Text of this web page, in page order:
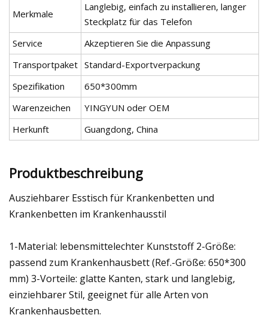
Merkmale
Langlebig, einfach zu installieren, langer
Steckplatz für das Telefon
Service
Akzeptieren Sie die Anpassung
Transportpaket Standard-Exportverpackung
Spezifikation
650*300mm
Warenzeichen
YINGYUN oder OEM
Herkunft
Guangdong, China
Produktbeschreibung
Ausziehbarer Esstisch für Krankenbetten und
Krankenbetten im Krankenhausstil
1-Material: lebensmittelechter Kunststoff 2-Größe:
passend zum Krankenhausbett (Ref.-Größe: 650*300
mm) 3-Vorteile: glatte Kanten, stark und langlebig,
einziehbarer Stil, geeignet für alle Arten von
Krankenhausbetten.